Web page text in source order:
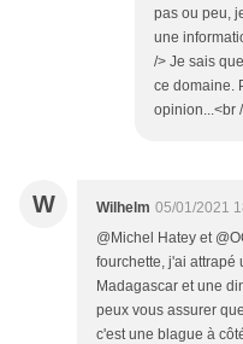
pas ou peu,
une
/> Je sais
ce domaine.
opinion...<br
W Wilhelm 05/01/2021
@Michel Hatey et
fourchette, j'ai attrapé
Madagascar et une
peux vous assurer
c'est une blague à